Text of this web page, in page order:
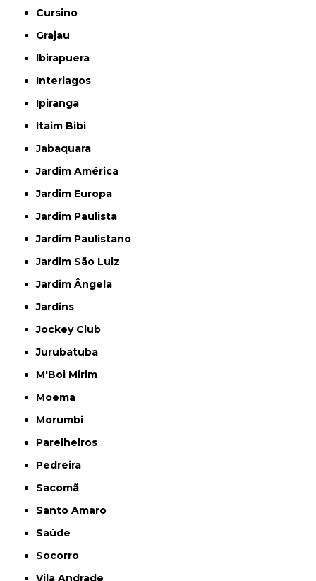
Cursino
Grajau
Ibirapuera
Interlagos
Ipiranga
Itaim Bibi
Jabaquara
Jardim América
Jardim Europa
Jardim Paulista
Jardim Paulistano
Jardim São Luiz
Jardim Ângela
Jardins
Jockey Club
Jurubatuba
M'Boi Mirim
Moema
Morumbi
Parelheiros
Pedreira
Sacomã
Santo Amaro
Saúde
Socorro
Vila Andrade